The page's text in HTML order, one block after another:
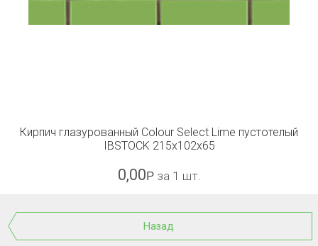
Кирпич глазурованный Colour Select Lime пустотелый
IBSTOCK 215x102x65
0,00Р за 1 шт.
Назад